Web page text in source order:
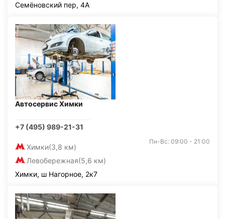
Семёновский пер, 4А
Автосервис Химки
+7 (495) 989-21-31
Химки(3,8 км)
Левобережная(5,6 км)
Пн-Вс: 09:00 - 21:00
Химки, ш Нагорное, 2к7